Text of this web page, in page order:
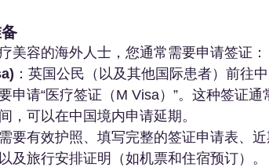
美容的海外人士，您通常需要申请签证：
：英国公民（以及其他国际患者）前往
申请“医疗签证（M Visa）”。这种签证
，可以在中国境内申请延期。
要有效护照、填写完整的签证申请表、近
以及旅行安排证明（如机票和住宿预订）。